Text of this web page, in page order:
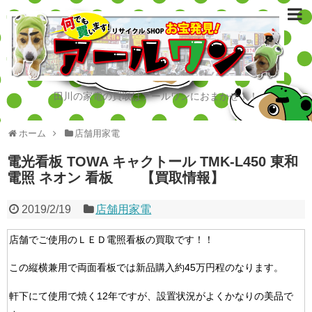
田川の家電の買取はアールワンにおまかせ！！
ホーム 店舗用家電
電光看板 TOWA キャクトール TMK-L450 東和
電照 ネオン 看板 【買取情報】
2019/2/19 店舗用家電
店舗でご使用のＬＥＤ電照看板の買取です！！
この縦横兼用で両面看板では新品購入約45万円程のなります。
軒下にて使用で焼く12年ですが、設置状況がよくかなりの美品で